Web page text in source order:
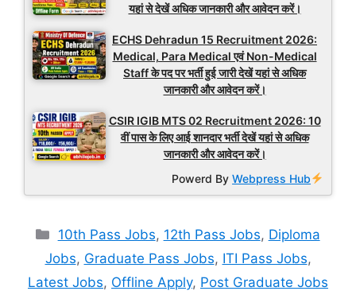
यहां से देखें अधिक जानकारी और आवेदन करें।
ECHS Dehradun 15 Recruitment 2026:
Medical, Para Medical एवं Non-Medical
Staff के पद पर भर्ती हुई जारी देखें यहां से अधिक
जानकारी और आवेदन करें।
CSIR IGIB MTS 02 Recruitment 2026: 10
वीं पास के लिए आई शानदार भर्ती देखें यहां से अधिक
जानकारी और आवेदन करें।
Powerd ByWebpress Hub
Categories
10th Pass Jobs, 12th Pass Jobs, Diploma
Jobs, Graduate Pass Jobs, ITI Pass Jobs,
Latest Jobs, Offline Apply, Post Graduate Jobs